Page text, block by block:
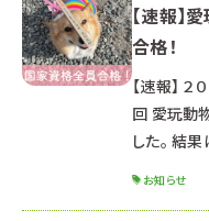
【速報】
合格！
【速報】 ２
回 愛玩動
した。 結
お知らせ